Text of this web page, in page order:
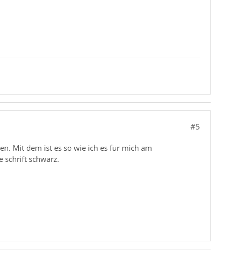
#5
Mit dem ist es so wie ich es für mich am
schrift schwarz.